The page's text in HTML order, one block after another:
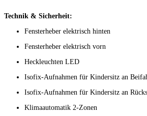
Technik & Sicherheit:
Fensterheber elektrisch hinten
Fensterheber elektrisch vorn
Heckleuchten LED
Isofix-Aufnahmen für Kindersitz an
Isofix-Aufnahmen für Kindersitz an
Klimaautomatik 2-Zonen